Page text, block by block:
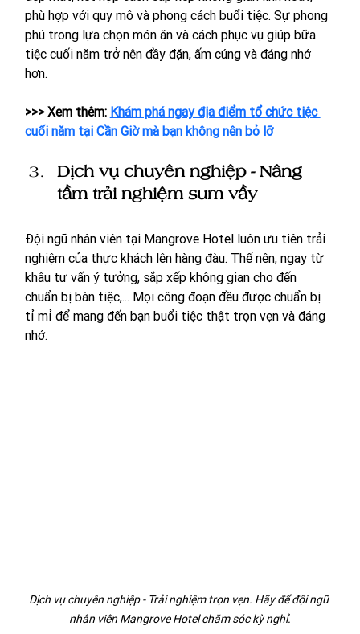
phù hợp với quy mô và phong cách buổi tiệc. Sự phong
phú trong lựa chọn món ăn và cách phục vụ giúp bữa
tiệc cuối năm trở nên đầy đặn, ấm cúng và đáng nhớ
hơn.
>>> Xem thêm: Khám phá ngay địa điểm tổ chức tiệc
cuối năm tại Cần Giờ mà bạn không nên bỏ lỡ
Dịch vụ chuyên nghiệp - Nâng
tầm trải nghiệm sum vầy
Đội ngũ nhân viên tại Mangrove Hotel luôn ưu tiên trải
nghiệm của thực khách lên hàng đàu. Thế nên, ngay từ
khâu tư vấn ý tưởng, sắp xếp không gian cho đến
chuẩn bị bàn tiệc,... Mọi công đoạn đều được chuẩn bị
tỉ mỉ để mang đến bạn buổi tiệc thật trọn vẹn và đáng
nhớ.
Dịch vụ chuyên nghiệp - Trải nghiệm trọn vẹn. Hãy để đội ngũ
nhân viên Mangrove Hotel chăm sóc kỳ nghỉ.